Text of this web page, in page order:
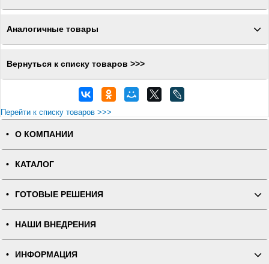
Аналогичные товары
Вернуться к списку товаров >>>
Перейти к списку товаров >>>
О КОМПАНИИ
КАТАЛОГ
ГОТОВЫЕ РЕШЕНИЯ
НАШИ ВНЕДРЕНИЯ
ИНФОРМАЦИЯ